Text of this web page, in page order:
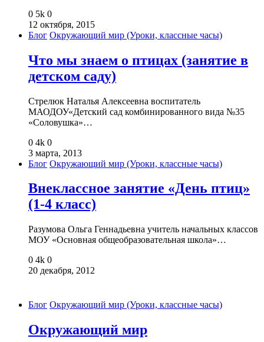
0 5k 0
12 октября, 2015
Блог Окружающий мир (Уроки, классные часы)
Что мы знаем о птицах (занятие в
детском саду)
Стрелюк Наталья Алексеевна воспитатель
МАОДОУ«Детский сад комбинированного вида №35
«Соловушка»…
0 4k 0
3 марта, 2013
Блог Окружающий мир (Уроки, классные часы)
Внеклассное занятие «День птиц»
(1-4 класс)
Разумова Ольга Геннадьевна учитель начальных классов
МОУ «Основная общеобразовательная школа»…
0 4k 0
20 декабря, 2012
Блог Окружающий мир (Уроки, классные часы)
Окружающий мир